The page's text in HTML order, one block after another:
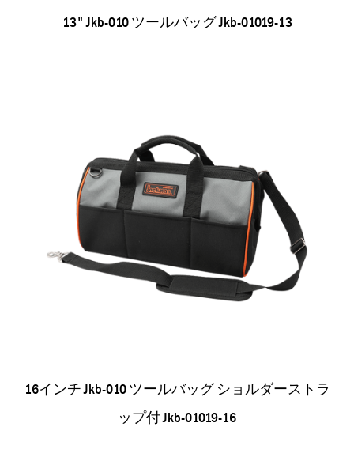
13" Jkb-010 ツールバッグ Jkb-01019-13
16インチ Jkb-010 ツールバッグ ショルダーストラ
ップ付 Jkb-01019-16